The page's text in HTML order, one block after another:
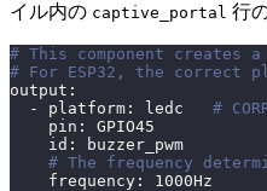
イル内の captive_portal 行
# This component creates
# For ESP32, the correct
output :
-
platform : ledc #
pin :
GPIO45
id :
buzzer_pwm
# The frequency
frequency :
1000Hz